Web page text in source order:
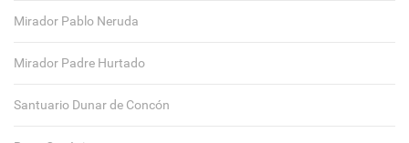
Mirador Pablo Neruda
Mirador Padre Hurtado
Santuario Dunar de Concón